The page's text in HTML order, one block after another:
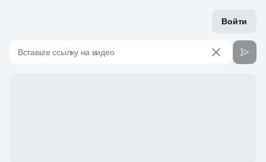
Войти
Вставьте ссылку на видео